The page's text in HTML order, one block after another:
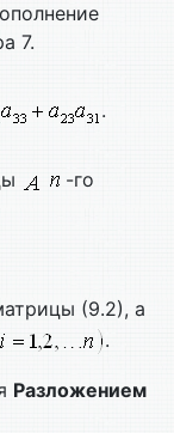
7.
.
-го
(9.2), а
.
Разложением